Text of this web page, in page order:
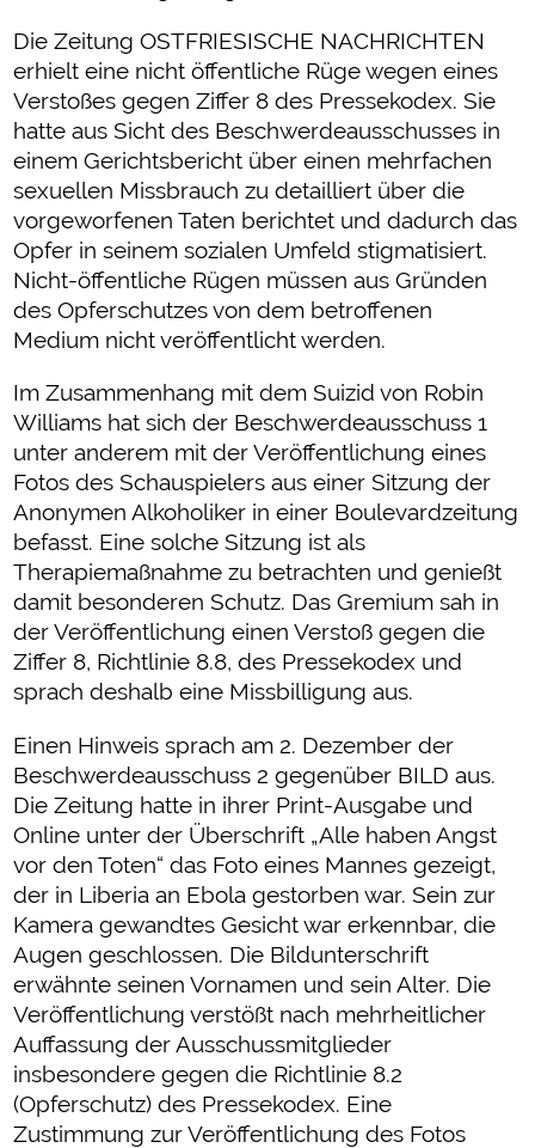
Die Zeitung OSTFRIESISCHE NACHRICHTEN
erhielt eine nicht öffentliche Rüge wegen eines
Verstoßes gegen Ziffer 8 des Pressekodex. Sie
hatte aus Sicht des Beschwerdeausschusses in
einem Gerichtsbericht über einen mehrfachen
sexuellen Missbrauch zu detailliert über die
vorgeworfenen Taten berichtet und dadurch das
Opfer in seinem sozialen Umfeld stigmatisiert.
Nicht-öffentliche Rügen müssen aus Gründen
des Opferschutzes von dem betroffenen
Medium nicht veröffentlicht werden.
Im Zusammenhang mit dem Suizid von Robin
Williams hat sich der Beschwerdeausschuss 1
unter anderem mit der Veröffentlichung eines
Fotos des Schauspielers aus einer Sitzung der
Anonymen Alkoholiker in einer Boulevardzeitung
befasst. Eine solche Sitzung ist als
Therapiemaßnahme zu betrachten und genießt
damit besonderen Schutz. Das Gremium sah in
der Veröffentlichung einen Verstoß gegen die
Ziffer 8, Richtlinie 8.8, des Pressekodex und
sprach deshalb eine Missbilligung aus.
Einen Hinweis sprach am 2. Dezember der
Beschwerdeausschuss 2 gegenüber BILD aus.
Die Zeitung hatte in ihrer Print-Ausgabe und
Online unter der Überschrift „Alle haben Angst
vor den Toten“ das Foto eines Mannes gezeigt,
der in Liberia an Ebola gestorben war. Sein zur
Kamera gewandtes Gesicht war erkennbar, die
Augen geschlossen. Die Bildunterschrift
erwähnte seinen Vornamen und sein Alter. Die
Veröffentlichung verstößt nach mehrheitlicher
Auffassung der Ausschussmitglieder
insbesondere gegen die Richtlinie 8.2
(Opferschutz) des Pressekodex. Eine
Zustimmung zur Veröffentlichung des Fotos